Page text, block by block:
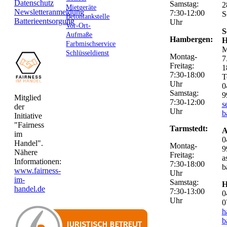
Datenschutz
Newsletteranmeldung
Batterieentsorgung
Mitglied
der
Initiative
"Fairness
im
Handel".
Nähere
Informationen:
www.fairness-
im-
handel.de
Mietgeräte
Betontankstelle
Vor-Ort-
Aufmaße
Farbmischservice
Schlüsseldienst
Samstag:
7:30-12:00
Uhr
Hambergen:
Montag-
Freitag:
7:30-18:00
Uhr
Samstag:
7:30-12:00
Uhr
Tarmstedt:
Montag-
Freitag:
7:30-18:00
Uhr
Samstag:
7:30-13:00
Uhr